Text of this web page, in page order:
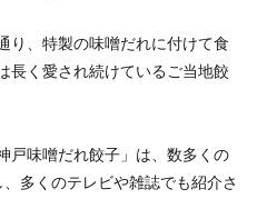
り、特製の味噌だれに付けて食
長く愛され続けているご当地餃
戸味噌だれ餃子」は、数多くの
多くのテレビや雑誌でも紹介さ